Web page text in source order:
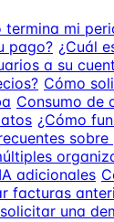
termina mi
pago? ¿Cuál
a su
Cómo
Consumo de
¿Cómo
adicionales
facturas
una